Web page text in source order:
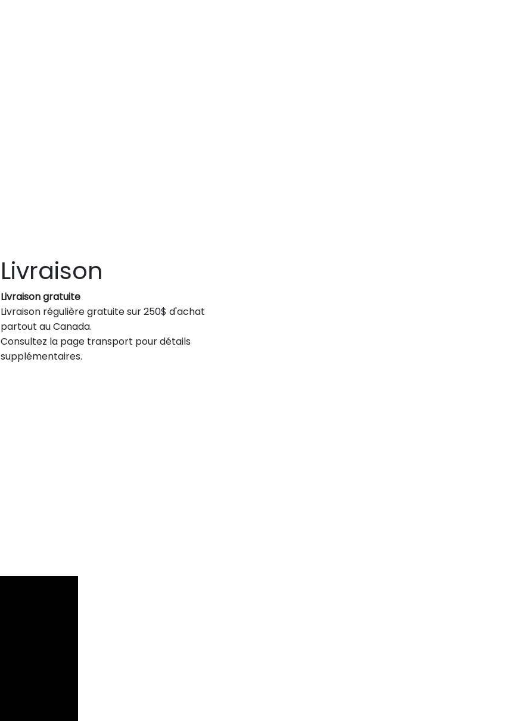
Livraison
Livraison gratuite
Livraison régulière gratuite sur 250$ d'achat
partout au Canada.
Consultez la page transport pour détails
supplémentaires.